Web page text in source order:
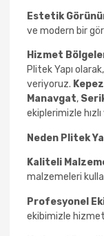
Estetik
ve modern bir
Hizmet
Plitek Yapı
veriyoruz. Kepez
Manavgat,
ekiplerimizle
Neden Plitek
Kaliteli
malzemeleri
Profesyonel
ekibimizle